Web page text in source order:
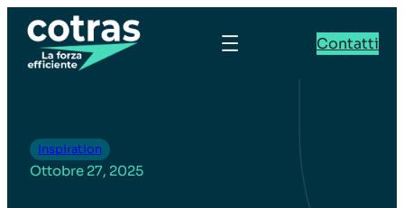
Contatti
Inspiration
Ottobre 27, 2025